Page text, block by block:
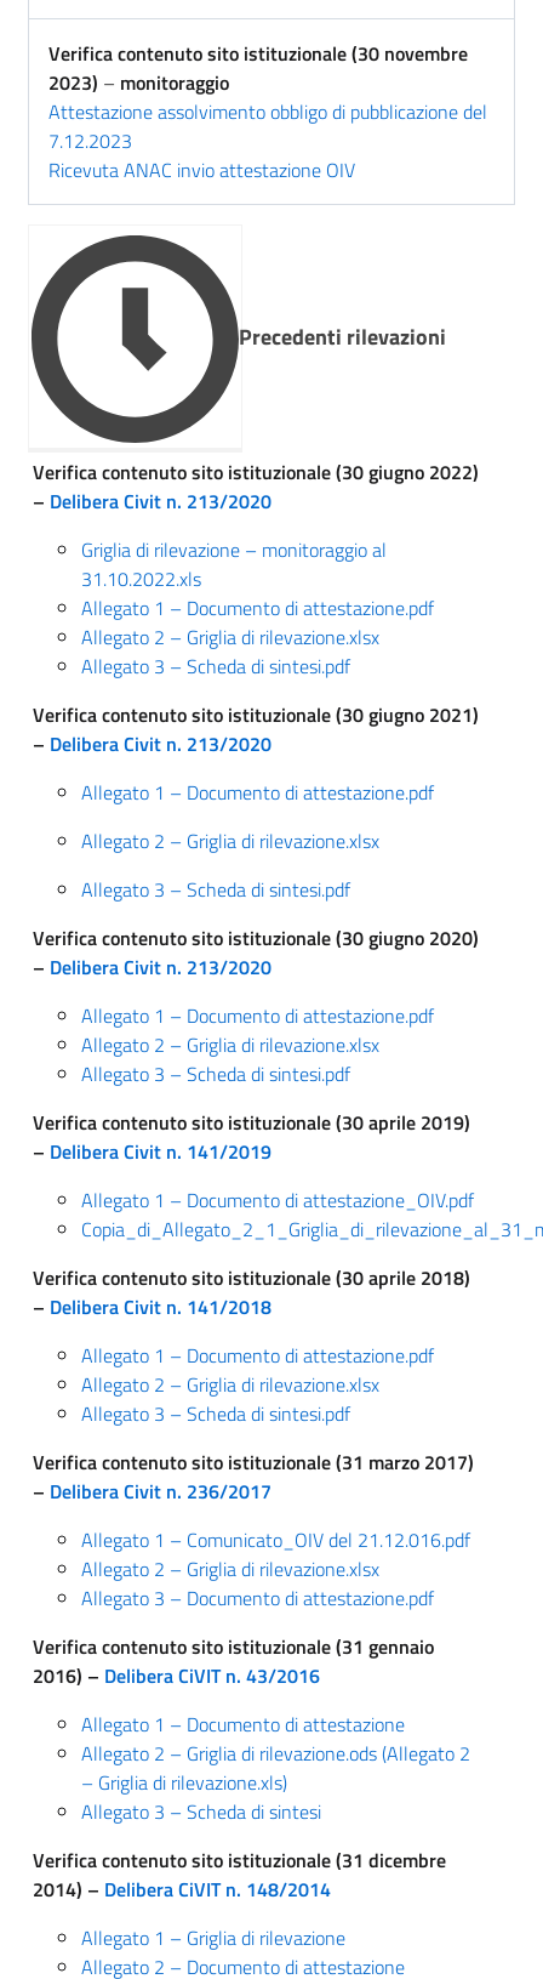
Verifica contenuto sito istituzionale (30 novembre
2023) – monitoraggio
Attestazione assolvimento obbligo di pubblicazione del
7.12.2023
Ricevuta ANAC invio attestazione OIV
Precedenti rilevazioni
Verifica contenuto sito istituzionale (30 giugno 2022)
– Delibera Civit n. 213/2020
Griglia di rilevazione – monitoraggio al
31.10.2022.xls
Allegato 1 – Documento di attestazione.pdf
Allegato 2 – Griglia di rilevazione.xlsx
Allegato 3 – Scheda di sintesi.pdf
Verifica contenuto sito istituzionale (30 giugno 2021)
– Delibera Civit n. 213/2020
Allegato 1 – Documento di attestazione.pdf
Allegato 2 – Griglia di rilevazione.xlsx
Allegato 3 – Scheda di sintesi.pdf
Verifica contenuto sito istituzionale (30 giugno 2020)
– Delibera Civit n. 213/2020
Allegato 1 – Documento di attestazione.pdf
Allegato 2 – Griglia di rilevazione.xlsx
Allegato 3 – Scheda di sintesi.pdf
Verifica contenuto sito istituzionale (30 aprile 2019)
– Delibera Civit n. 141/2019
Allegato 1 – Documento di attestazione_OIV.pdf
Verifica contenuto sito istituzionale (30 aprile 2018)
– Delibera Civit n. 141/2018
Allegato 1 – Documento di attestazione.pdf
Allegato 2 – Griglia di rilevazione.xlsx
Allegato 3 – Scheda di sintesi.pdf
Verifica contenuto sito istituzionale (31 marzo 2017)
– Delibera Civit n. 236/2017
Allegato 1 – Comunicato_OIV del 21.12.016.pdf
Allegato 2 – Griglia di rilevazione.xlsx
Allegato 3 – Documento di attestazione.pdf
Verifica contenuto sito istituzionale (31 gennaio
2016) – Delibera CiVIT n. 43/2016
Allegato 1 – Documento di attestazione
Allegato 2 – Griglia di rilevazione.ods (Allegato 2
– Griglia di rilevazione.xls)
Allegato 3 – Scheda di sintesi
Verifica contenuto sito istituzionale (31 dicembre
2014) – Delibera CiVIT n. 148/2014
Allegato 1 – Griglia di rilevazione
Allegato 2 – Documento di attestazione